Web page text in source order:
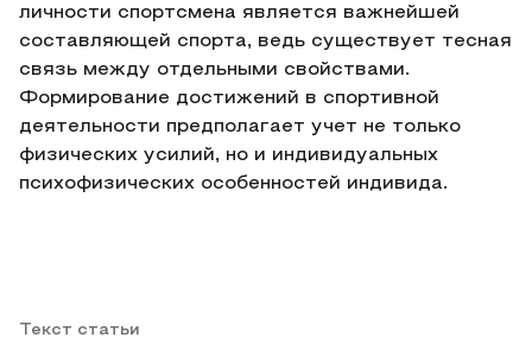
личности спортсмена является важнейшей
составляющей спорта, ведь существует тесная
связь между отдельными свойствами.
Формирование достижений в спортивной
деятельности предполагает учет не только
физических усилий, но и индивидуальных
психофизических особенностей индивида.
Текст статьи